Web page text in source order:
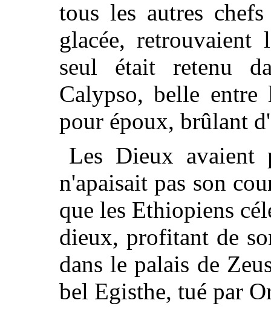
tous les autres
glacée,
seul était retenu
Calypso, belle entre
pour époux, brûlant
Les Dieux
n'apaisait pas son
que les Ethiopiens
dieux, profitant de
dans le palais de
bel Egisthe, tué par